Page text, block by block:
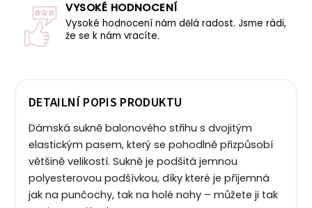
VYSOKÉ HODNOCENÍ
Vysoké hodnocení nám dělá radost. Jsme rádi,
že se k nám vracíte.
DETAILNÍ POPIS PRODUKTU
Dámská sukně balonového střihu s dvojitým
elastickým pasem, který se pohodlně přizpůsobí
většině velikostí. Sukně je podšitá jemnou
polyesterovou podšívkou, díky které je příjemná
jak na punčochy, tak na holé nohy – můžete ji tak